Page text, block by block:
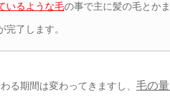
いるような毛の事で主に髪の毛とか
了します。
る期間は変わってきますし、 毛の